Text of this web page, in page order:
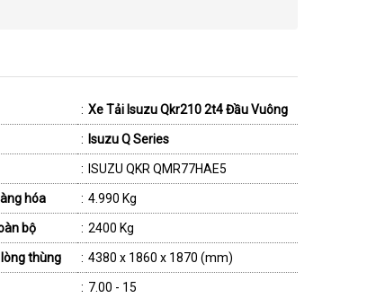
: Xe Tải Isuzu Qkr210 2t4 Đầu Vuông
: Isuzu Q Series
: ISUZU QKR QMR77HAE5
hóa : 4.990 Kg
bộ : 2400 Kg
thùng : 4380 x 1860 x 1870 (mm)
: 7.00 - 15